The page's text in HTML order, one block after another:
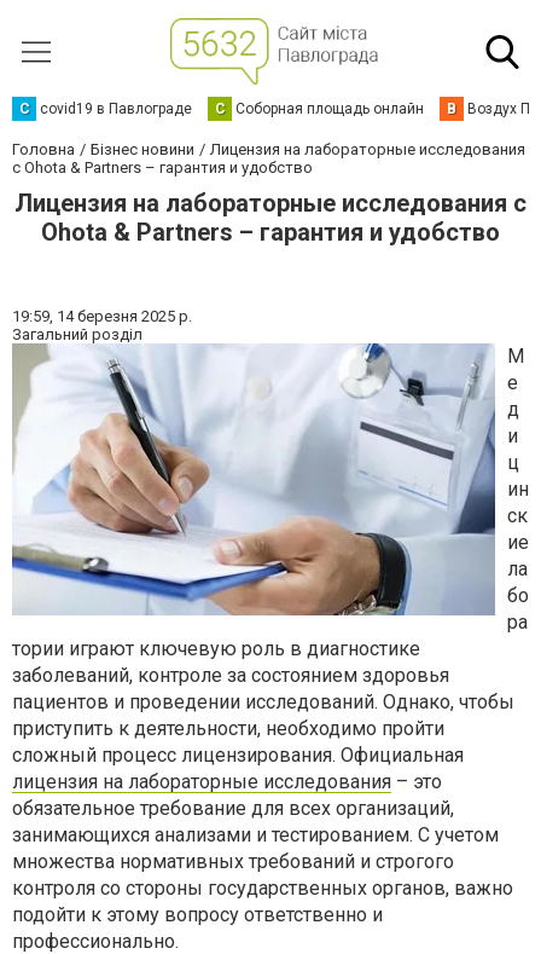
C covid19 в Павлограде С Соборная площадь онлайн В Воздух
Головна Бізнес новини
Лицензия на лабораторные исследования
с Ohota & Partners – гарантия и удобство
Лицензия на лабораторные исследования с
Ohota & Partners – гарантия и удобство
19:59, 14 березня 2025 р.
Загальний розділ
М
е
д
и
ц
ин
ск
ие
ла
бо
ра
тории играют ключевую роль в диагностике
заболеваний, контроле за состоянием здоровья
пациентов и проведении исследований. Однако, чтобы
приступить к деятельности, необходимо пройти
сложный процесс лицензирования. Официальная
лицензия на лабораторные исследования – это
обязательное требование для всех организаций,
занимающихся анализами и тестированием. С учетом
множества нормативных требований и строгого
контроля со стороны государственных органов, важно
подойти к этому вопросу ответственно и
профессионально.